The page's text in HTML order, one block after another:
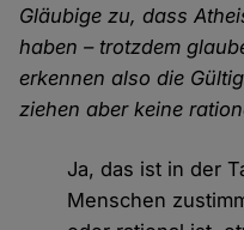
Gläubige zu, dass
haben – trotzdem
erkennen also die
ziehen aber keine
Ja, das ist in der
Menschen